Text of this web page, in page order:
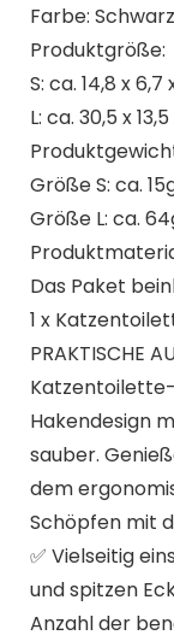
Farbe: Schwarz
Produktgröße:
S: ca. 14,8 x 6,7
L: ca. 30,5 x
Größe S: ca.
Größe L: ca.
Das Paket
1 x
PRAKTISCHE
Hakendesign
sauber.
dem
Schöpfen mit
✅ Vielseitig
und spitzen
Anzahl der